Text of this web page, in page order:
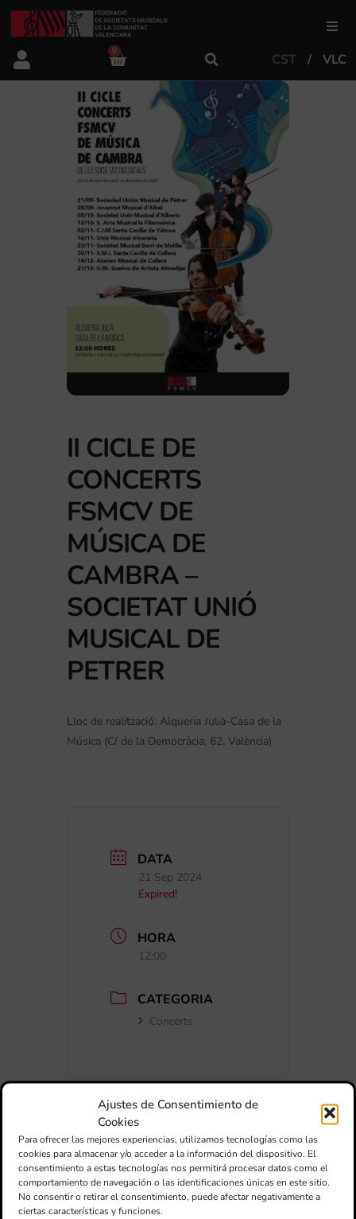
Ajustes de Consentimiento de
Cookies
Para ofrecer las mejores experiencias, utilizamos tecnologías como las
cookies para almacenar y/o acceder a la información del dispositivo. El
consentimiento a estas tecnologías nos permitirá procesar datos como el
comportamiento de navegación o las identificaciones únicas en este sitio.
No consentir o retirar el consentimiento, puede afectar negativamente a
ciertas características y funciones.
FSMCV
Àrea de gestió
Àrea educativa
Àrea Artística
0
CST VLC
II CICLE DE
CONCERTS
FSMCV DE
MÚSICA DE
CAMBRA –
SOCIETAT UNIÓ
MUSICAL DE
PETRER
Lloc de realització: Alqueria Julià-Casa de la
Música (C/ de la Democràcia, 62, València)
DATA
21 Sep 2024
Expired!
HORA
12:00
CATEGORIA
Concerts
+ Afegir a Google Calendar
Exportar + iCal / Outlook